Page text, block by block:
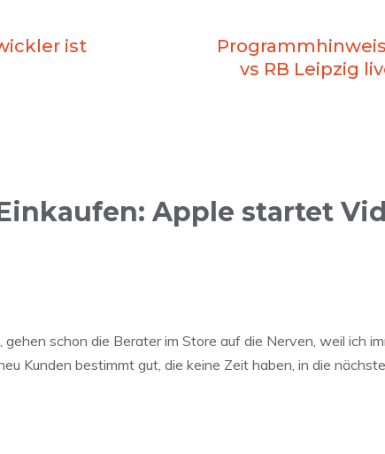
ist
vs RB Leipzig
Apple startet
gehen schon die Berater im Store auf die Nerven, weil ich
Kunden bestimmt gut, die keine Zeit haben, in die